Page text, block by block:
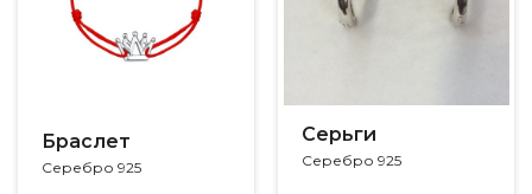
Браслет
Серебро 925
Серьги
Серебро 925